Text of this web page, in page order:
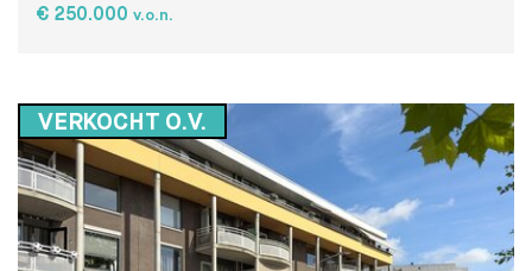
€ 250.000 v.o.n.
VERKOCHT O.V.